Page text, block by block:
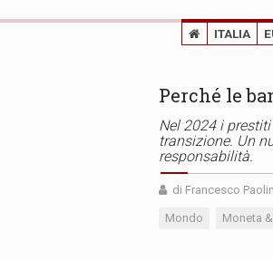
ITALIA
Perché le
Nel 2024 i
transizione. Un
responsabilità.
di Francesco
Mondo Moneta